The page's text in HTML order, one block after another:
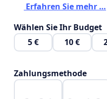
Erfahren Sie mehr …
Wählen Sie Ihr Budget
5 €
10 €
Zahlungsmethode